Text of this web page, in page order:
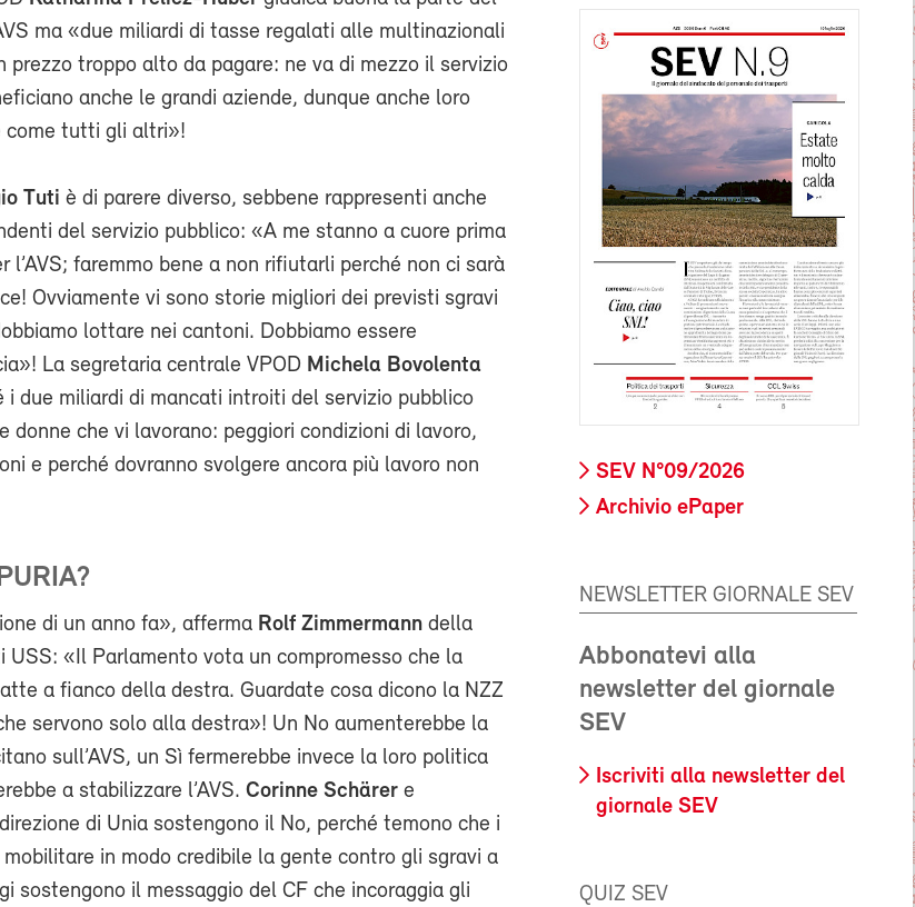
ma «due miliardi di tasse regalati alle multinazionali
prezzo troppo alto da pagare: ne va di mezzo il servizio
anche le grandi aziende, dunque anche loro
come tutti gli altri»!
Tuti è di parere diverso, sebbene rappresenti anche
del servizio pubblico: «A me stanno a cuore prima
l’AVS; faremmo bene a non rifiutarli perché non ci sarà
Ovviamente vi sono storie migliori dei previsti sgravi
lottare nei cantoni. Dobbiamo essere
La segretaria centrale VPOD Michela Bovolenta
i due miliardi di mancati introiti del servizio pubblico
donne che vi lavorano: peggiori condizioni di lavoro,
e perché dovranno svolgere ancora più lavoro non
di un anno fa», afferma Rolf Zimmermann della
USS: «Il Parlamento vota un compromesso che la
a fianco della destra. Guardate cosa dicono la NZZ
servono solo alla destra»! Un No aumenterebbe la
sull’AVS, un Sì fermerebbe invece la loro politica
a stabilizzare l’AVS. Corinne Schärer e
di Unia sostengono il No, perché temono che i
in modo credibile la gente contro gli sgravi a
sostengono il messaggio del CF che incoraggia gli
SEV N°09/2026
Archivio ePaper
NEWSLETTER GIORNALE SEV
Abbonatevi alla
newsletter del giornale
SEV
Iscriviti alla newsletter del
giornale SEV
QUIZ SEV